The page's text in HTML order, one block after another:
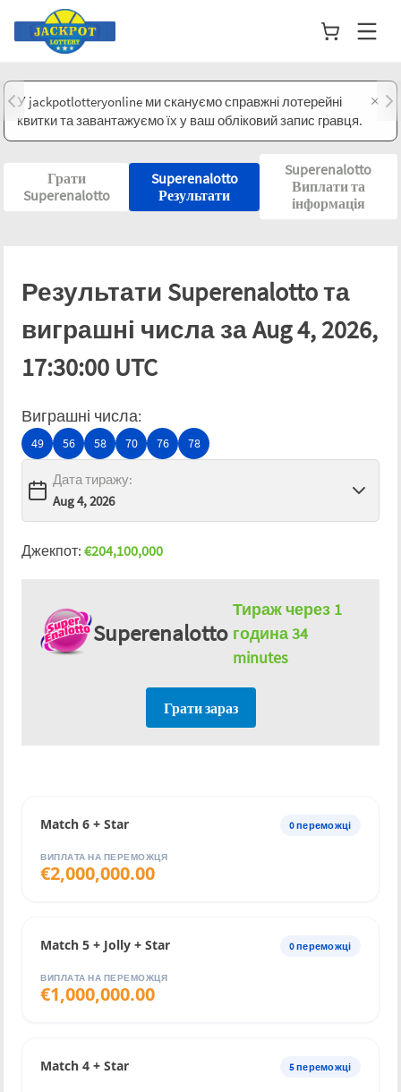
У jackpotlotteryonline ми скануємо справжні лотерейні
квитки та завантажуємо їх у ваш обліковий запис гравця.
×
Грати
Superenalotto
Superenalotto
Результати
Superenalotto
Виплати та
інформація
Результати Superenalotto та
виграшні числа за Aug 4, 2026,
17:30:00 UTC
Виграшні числа:
49 56 58 70 76 78
Дата тиражу:
Джекпот: €204,100,000
Superenalotto
Тираж через 1
година 34
minutes
Грати зараз
Match 6 + Star 0переможці
ВИПЛАТА НА ПЕРЕМОЖЦЯ
€2,000,000.00
Match 5 + Jolly + Star 0переможці
ВИПЛАТА НА ПЕРЕМОЖЦЯ
€1,000,000.00
Match 4 + Star 5переможці